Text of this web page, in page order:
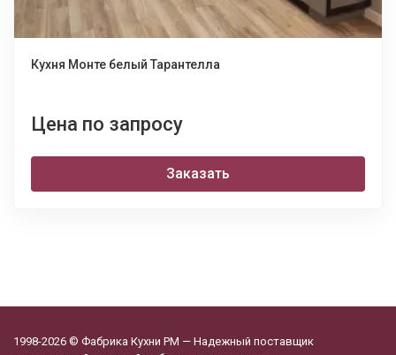
Кухня Монте белый Тарантелла
Цена по запросу
Заказать
1998-2026 © Фабрика Кухни РМ — Надежный поставщик